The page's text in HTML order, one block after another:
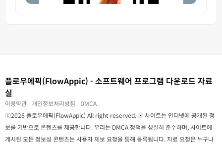
플로우에픽(FlowAppic) - 소프트웨어 프로그램 다운로드 자료
실
이용약관 개인정보처리방침
DMCA
ⓒ2026 플로우에픽(FlowAppic) All right reserved. 본 사이트는 인터넷에 공개된 정
보를 기반으로 콘텐츠를 제공합니다. 우리는 DMCA 정책을 성실히 준수하며, 사이트에
게시된 모든 정보성 콘텐츠는 사용자 제보 요청을 통해 등록됩니다. 자료 요청은 누구나